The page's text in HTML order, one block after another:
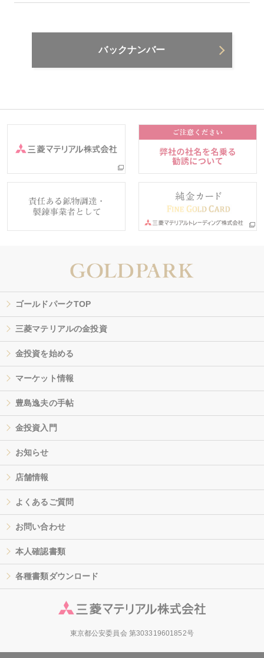
バックナンバー
ゴールドパークTOP
三菱マテリアルの金投資
金投資を始める
マーケット情報
豊島逸夫の手帖
金投資入門
お知らせ
店舗情報
よくあるご質問
お問い合わせ
本人確認書類
各種書類ダウンロード
東京都公安委員会 第303319601852号